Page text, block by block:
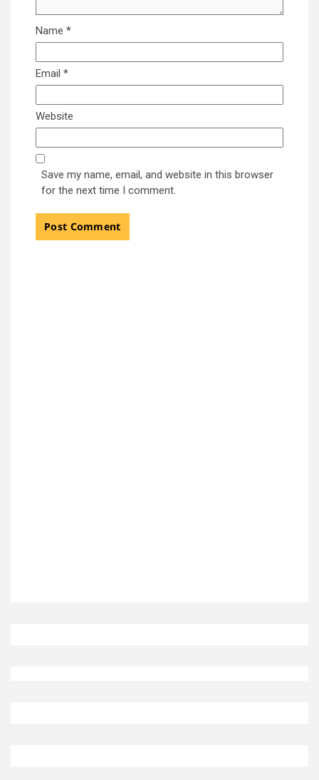
Name *
Email *
Website
Save my name, email, and website in this browser
for the next time I comment.